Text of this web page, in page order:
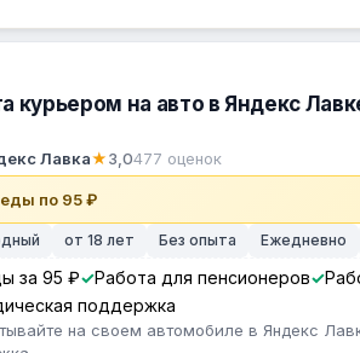
курьером на авто в Яндекс
Лавка★3,0477 оценок
по 95 ₽
от 18 лет Без опыта Ежедневно
за 95 ₽ Работа для пенсионеров
поддержка
на своем автомобиле в Яндекс